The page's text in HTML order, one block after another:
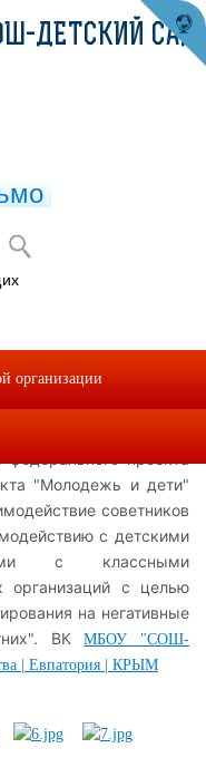
и
с
"Молодежь и дети"
советников
с детскими
с классными
организаций с целью
на негативные
ВКМБОУ "СОШ-
| Евпатория | КРЫМ
ДЕТСКИЙ САД
организации